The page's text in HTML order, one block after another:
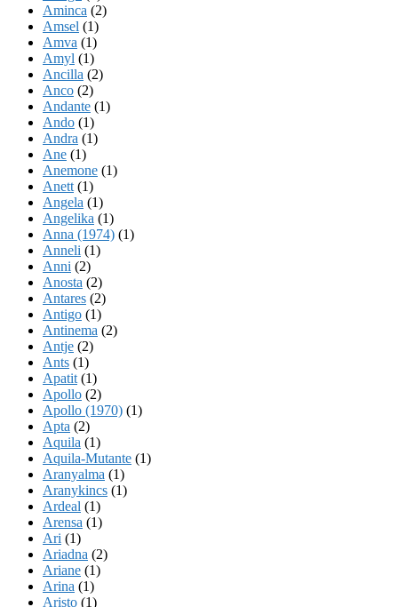
Aminca (2)
Amsel (1)
Amva (1)
Amyl (1)
Ancilla (2)
Anco (2)
Andante (1)
Ando (1)
Andra (1)
Ane (1)
Anemone (1)
Anett (1)
Angela (1)
Angelika (1)
Anna (1974) (1)
Anneli (1)
Anni (2)
Anosta (2)
Antares (2)
Antigo (1)
Antinema (2)
Antje (2)
Ants (1)
Apatit (1)
Apollo (2)
Apollo (1970) (1)
Apta (2)
Aquila (1)
Aquila-Mutante (1)
Aranyalma (1)
Aranykincs (1)
Ardeal (1)
Arensa (1)
Ari (1)
Ariadna (2)
Ariane (1)
Arina (1)
Aristo (1)